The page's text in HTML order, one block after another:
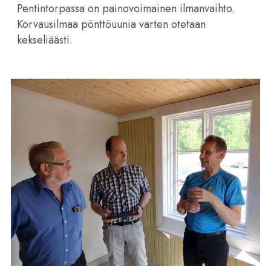
Pentintorpassa on painovoimainen ilmanvaihto.
Korvausilmaa pönttöuunia varten otetaan
kekseliäästi.